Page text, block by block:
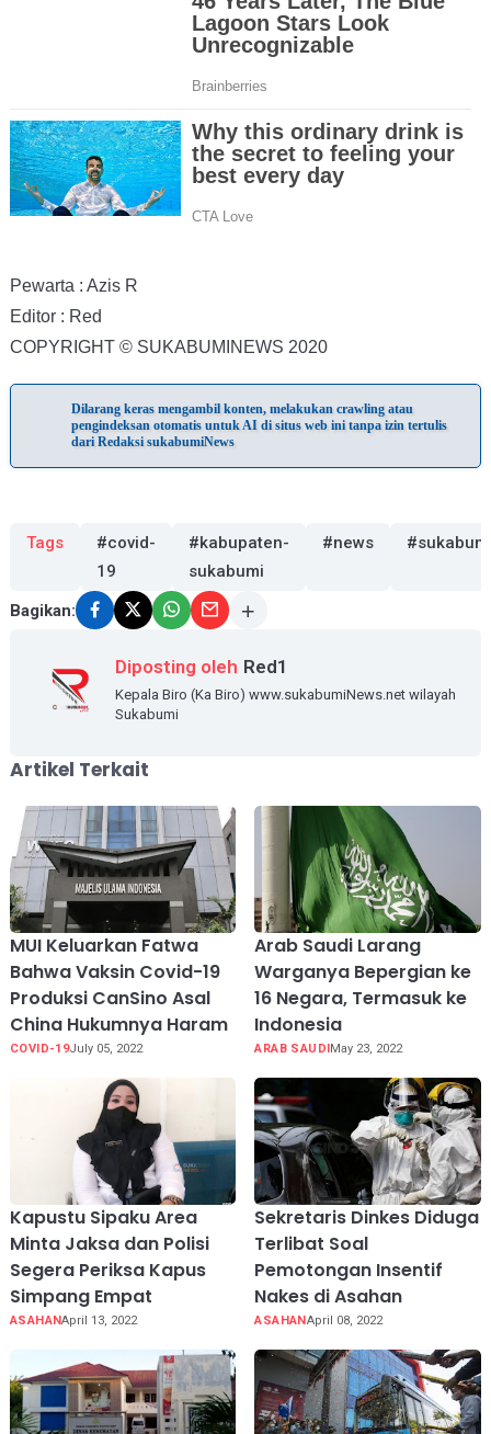
Pewarta : Azis R
Editor : Red
COPYRIGHT © SUKABUMINEWS 2020
Dilarang keras mengambil konten, melakukan crawling atau
pengindeksan otomatis untuk AI di situs web ini tanpa izin tertulis
dari Redaksi sukabumiNews
Tags
#covid-
19
#kabupaten-
sukabumi
#news
Bagikan:
Diposting oleh Red1
Kepala Biro (Ka Biro) www.sukabumiNews.net wilayah
Sukabumi
Artikel Terkait
MUI Keluarkan Fatwa
Bahwa Vaksin Covid-19
Produksi CanSino Asal
China Hukumnya Haram
COVID-19July 05, 2022
Arab Saudi Larang
Warganya Bepergian ke
16 Negara, Termasuk ke
Indonesia
ARAB SAUDIMay 23, 2022
Kapustu Sipaku Area
Minta Jaksa dan Polisi
Segera Periksa Kapus
Simpang Empat
ASAHANApril 13, 2022
Sekretaris Dinkes Diduga
Terlibat Soal
Pemotongan Insentif
Nakes di Asahan
ASAHANApril 08, 2022